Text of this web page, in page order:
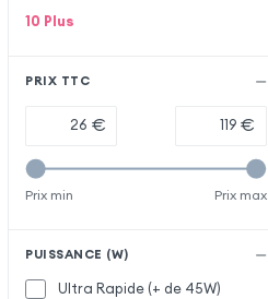
10 Plus
PRIX TTC
€ €
Prix min Prix max
PUISSANCE (W)
Ultra Rapide (+ de 45W)